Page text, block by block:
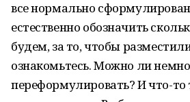
все нормально
естественно обозначить
будем, за то, чтобы
ознакомьтесь. Можно ли
переформулировать? И что-то